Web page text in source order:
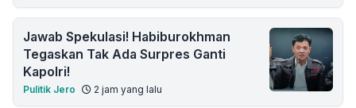
Jawab Spekulasi! Habiburokhman
Tegaskan Tak Ada Surpres Ganti
Kapolri!
Pulitik Jero 2 jam yang lalu